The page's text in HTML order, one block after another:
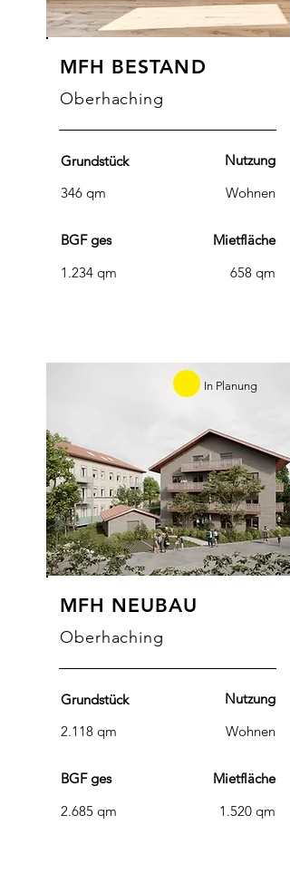
MFH BESTAND
Oberhaching
Grundstück
346 qm
BGF ges
1.234 qm
Nutzung
Wohnen
Mietfläche
658 qm
In Planung
MFH NEUBAU
Oberhaching
Grundstück
2.118 qm
BGF ges
2.685 qm
Nutzung
Wohnen
Mietfläche
1.520 qm